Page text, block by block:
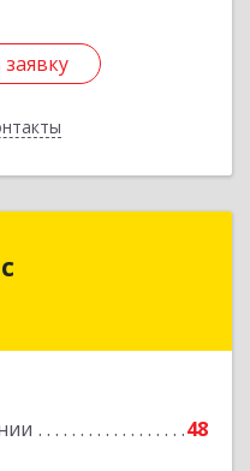
48
обл, Пронский р-н,
Подробнее